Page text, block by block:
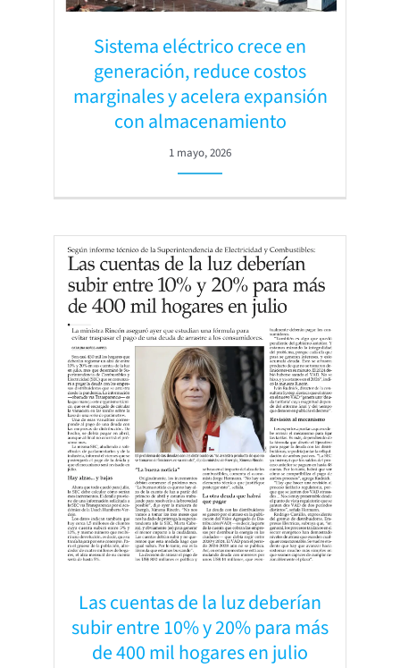
Sistema eléctrico crece en
generación, reduce costos
marginales y acelera expansión
con almacenamiento
1 mayo, 2026
Las cuentas de la luz deberían
subir entre 10% y 20% para más
de 400 mil hogares en julio